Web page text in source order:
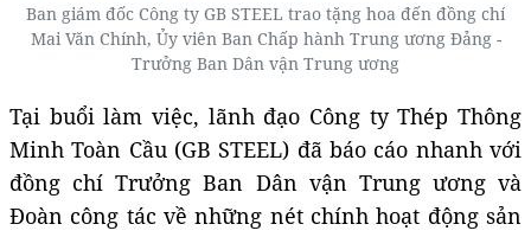
Ban giám đốc Công ty GB STEEL trao tặng hoa đến đồng chí
Mai Văn Chính, Ủy viên Ban Chấp hành Trung ương Đảng -
Trưởng Ban Dân vận Trung ương
Tại buổi làm việc, lãnh đạo Công ty Thép Thông
Minh Toàn Cầu (GB STEEL) đã báo cáo nhanh với
đồng chí Trưởng Ban Dân vận Trung ương và
Đoàn công tác về những nét chính hoạt động sản